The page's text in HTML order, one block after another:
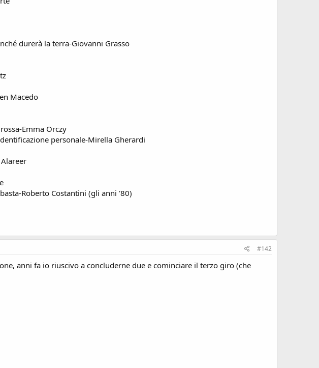
durerà la terra-Giovanni Grasso
Macedo
Emma Orczy
personale-Mirella Gherardi
Roberto Costantini (gli anni '80)
#142
anni fa io riuscivo a concluderne due e cominciare il terzo giro (che